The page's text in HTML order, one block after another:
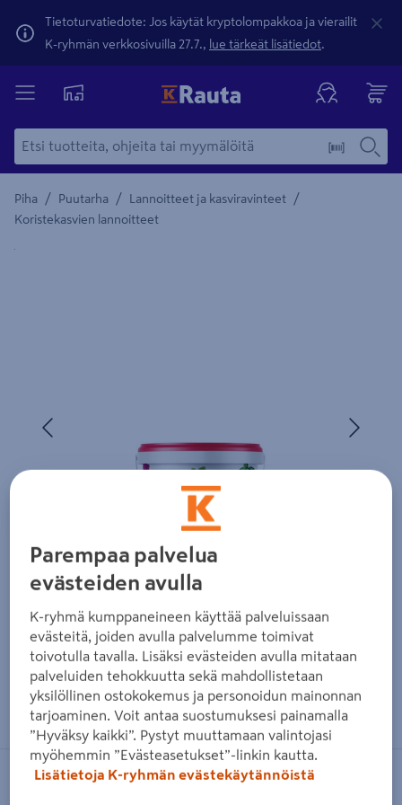
Tietoturvatiedote: Jos käytät kryptolompakkoa ja vierailit
K-ryhmän verkkosivuilla 27.7., lue tärkeät lisätiedot.
Piha / Puutarha / Lannoitteet ja kasviravinteet /
Koristekasvien lannoitteet
Yksityiskohtainen kuvaus löytyy Tuotteen kuvaus -
Zoomaa kuvaa sormilla kosketusnäytöllä
KEKKILÄ
Parempaa palvelua
evästeiden avulla
K-ryhmä kumppaneineen käyttää palveluissaan
evästeitä, joiden avulla palvelumme toimivat
toivotulla tavalla. Lisäksi evästeiden avulla mitataan
palveluiden tehokkuutta sekä mahdollistetaan
yksilöllinen ostokokemus ja personoidun mainonnan
tarjoaminen. Voit antaa suostumuksesi painamalla
”Hyväksy kaikki”. Pystyt muuttamaan valintojasi
myöhemmin ”Evästeasetukset”-linkin kautta.
Lisätietoja K-ryhmän evästekäytännöistä